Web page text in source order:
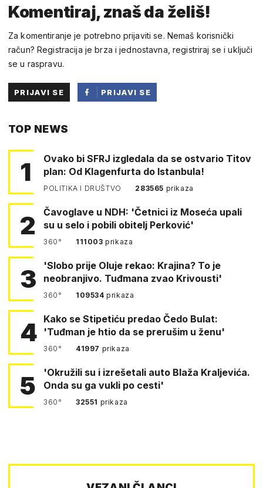
Komentiraj, znaš da želiš!
Za komentiranje je potrebno prijaviti se. Nemaš korisnički
račun? Registracija je brza i jednostavna, registriraj se i uključi
se u raspravu.
PRIJAVI SE
PRIJAVI SE
TOP NEWS
1
Ovako bi SFRJ izgledala da se ostvario Titov
plan: Od Klagenfurta do Istanbula!
POLITIKA I DRUŠTVO 283565 prikaza
2
Čavoglave u NDH: 'Četnici iz Moseća upali
su u selo i pobili obitelj Perković'
360° 111003prikaza
3
'Slobo prije Oluje rekao: Krajina? To je
neobranjivo. Tuđmana zvao Krivousti'
360° 109534prikaza
4 Kako se Stipetiću predao Čedo Bulat:
'Tuđman je htio da se prerušim u ženu'
360° 41997 prikaza
5
'Okružili su i izrešetali auto Blaža Kraljevića.
Onda su ga vukli po cesti'
360° 32551 prikaza